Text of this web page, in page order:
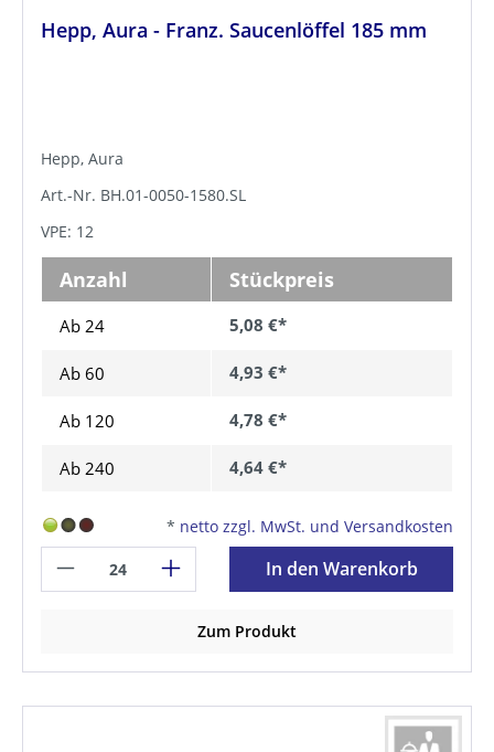
Hepp, Aura - Franz. Saucenlöffel 185 mm
Hepp, Aura
Art.-Nr. BH.01-0050-1580.SL
VPE: 12
Anzahl Stückpreis
Ab 24 5,08 €*
Ab 60 4,93 €*
Ab 120 4,78 €*
Ab 240 4,64 €*
* netto zzgl. MwSt. und Versandkosten
In den Warenkorb
Zum Produkt